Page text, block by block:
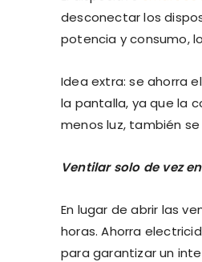
desconectar los
potencia y consumo,
Idea extra: se ahorra
la pantalla, ya que la
menos luz, también
Ventilar solo de vez
En lugar de abrir las
horas. Ahorra
para garantizar un